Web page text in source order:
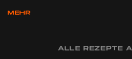
MEHR
ALLE REZEPTE